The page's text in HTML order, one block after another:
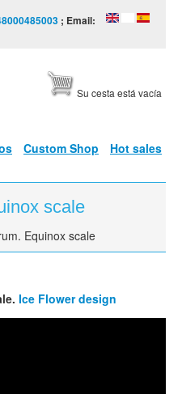
; Email:
Su cesta está vacía
Custom Shop Hot sales
scale
Equinox scale
Ice Flower design